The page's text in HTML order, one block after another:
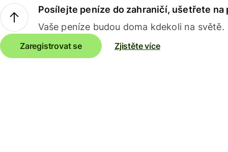
Posílejte peníze do zahraničí, ušetřete na
Vaše peníze budou doma kdekoli na světě.
Zaregistrovat se Zjistěte více